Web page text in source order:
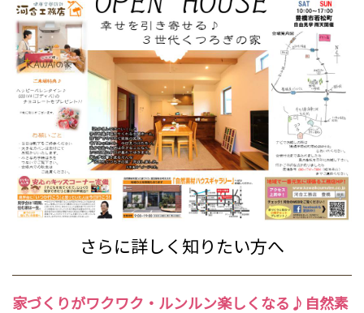
さらに詳しく知りたい方へ
家づくりがワクワク・ルンルン楽しくなる♪ 自然素